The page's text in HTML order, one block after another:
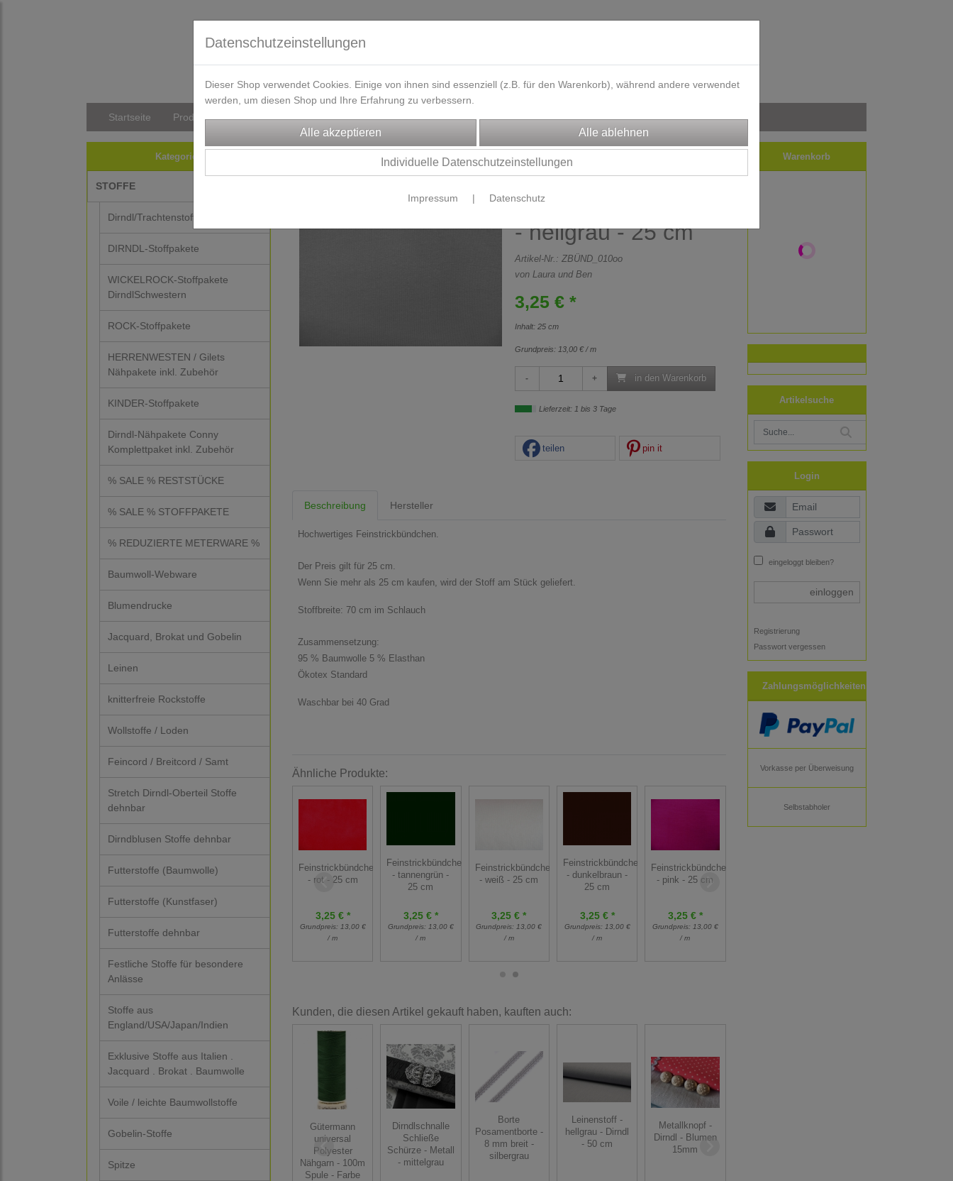
Startseite Produkte Versandkosten/Lieferzeit Kontakt / Öffnungszeiten Gutscheine Designbeispiele Impressum
Kategorien
STOFFE
Dirndl/Trachtenstoffe
DIRNDL-Stoffpakete
WICKELROCK-Stoffpakete
DirndlSchwestern
ROCK-Stoffpakete
HERRENWESTEN / Gilets
Nähpakete inkl. Zubehör
KINDER-Stoffpakete
Dirndl-Nähpakete Conny
Komplettpaket inkl. Zubehör
% SALE % RESTSTÜCKE
% SALE % STOFFPAKETE
% REDUZIERTE METERWARE %
Baumwoll-Webware
Blumendrucke
Jacquard, Brokat und Gobelin
Leinen
knitterfreie Rockstoffe
Wollstoffe / Loden
Feincord / Breitcord / Samt
Stretch Dirndl-Oberteil Stoffe
dehnbar
Dirndblusen Stoffe dehnbar
Futterstoffe (Baumwolle)
Futterstoffe (Kunstfaser)
Futterstoffe dehnbar
Festliche Stoffe für besondere
Anlässe
Stoffe aus
England/USA/Japan/Indien
Exklusive Stoffe aus Italien .
Jacquard . Brokat . Baumwolle
Voile / leichte Baumwollstoffe
Gobelin-Stoffe
Spitze
STOFFE Bündchen
Feinstrickbündchen
- hellgrau - 25 cm
Artikel-Nr.: ZBÜND_010oo
von Laura und Ben
3,25 € *
Inhalt: 25 cm
Grundpreis: 13,00 € / m
in den Warenkorb
Lieferzeit: 1 bis 3 Tage
teilen pin it
Beschreibung Hersteller
Hochwertiges Feinstrickbündchen.
Der Preis gilt für 25 cm.
Wenn Sie mehr als 25 cm kaufen, wird der Stoff am Stück geliefert.
Stoffbreite: 70 cm im Schlauch
Zusammensetzung:
95 % Baumwolle 5 % Elasthan
Ökotex Standard
Waschbar bei 40 Grad
Ähnliche Produkte:
Feinstrickbündchen
- rot - 25 cm
3,25 € *
Grundpreis: 13,00 €
/ m
Feinstrickbündchen
- tannengrün -
25 cm
3,25 € *
Grundpreis: 13,00 €
/ m
Feinstrickbündchen
- weiß - 25 cm
3,25 € *
Grundpreis: 13,00 €
/ m
Feinstrickbündchen
- dunkelbraun -
25 cm
3,25 € *
Grundpreis: 13,00 €
/ m
Feinstrickbündchen
- pink - 25 cm
3,25 € *
Grundpreis: 13,00 €
/ m
Kunden, die diesen Artikel gekauft haben, kauften auch:
Gütermann
universal
Polyester
Nähgarn - 100m
Spule - Farbe
Dirndlschnalle
Schließe
Schürze - Metall
- mittelgrau
Borte
Posamentborte -
8 mm breit -
silbergrau
Leinenstoff -
hellgrau - Dirndl
- 50 cm
Metallknopf -
Dirndl - Blumen
15mm
Warenkorb
Artikelsuche
Login
eingeloggt bleiben?
einloggen
Registrierung
Passwort vergessen
Zahlungsmöglichkeiten
Vorkasse per Überweisung
Selbstabholer
Datenschutzeinstellungen
Dieser Shop verwendet Cookies. Einige von ihnen sind essenziell (z.B. für den Warenkorb), während andere verwendet
werden, um diesen Shop und Ihre Erfahrung zu verbessern.
Individuelle Datenschutzeinstellungen
Impressum | Datenschutz